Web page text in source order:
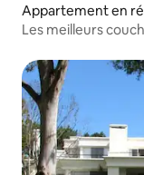
Appartement en
Les meilleurs